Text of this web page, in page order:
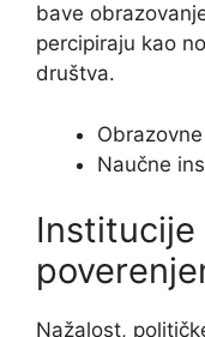
bave
percipiraju kao
društva.
Naučne
Institucije
Nažalost,